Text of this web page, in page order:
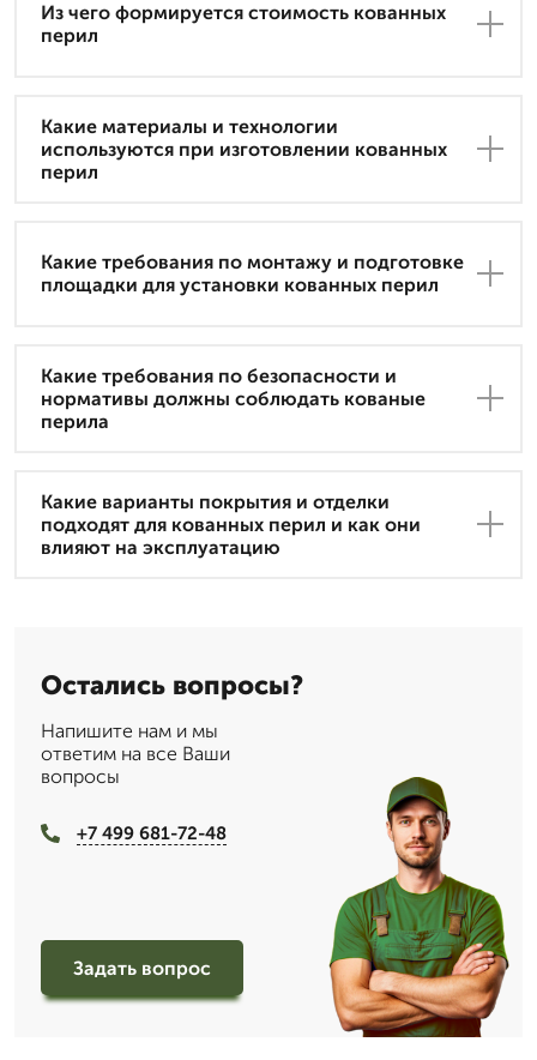
Из чего формируется стоимость кованных
перил
Какие материалы и технологии
используются при изготовлении кованных
перил
Какие требования по монтажу и подготовке
площадки для установки кованных перил
Какие требования по безопасности и
нормативы должны соблюдать кованые
перила
Какие варианты покрытия и отделки
подходят для кованных перил и как они
влияют на эксплуатацию
Остались вопросы?
Напишите нам и мы
ответим на все Ваши
вопросы
+7 499 681-72-48
Задать вопрос